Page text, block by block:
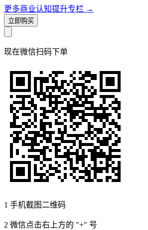
更多商业认知提升专栏 →
立即购买
现在微信扫码下单
1 手机截图二维码
2 微信点击右上方的 "+" 号